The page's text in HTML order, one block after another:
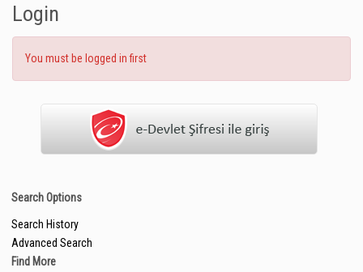
Login
You must be logged in first
Search Options
Search History
Advanced Search
Find More